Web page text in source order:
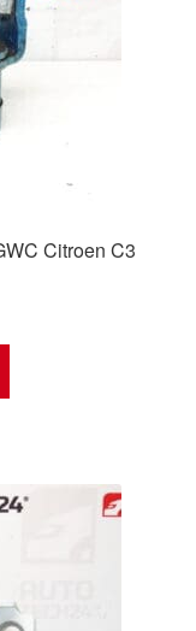
Citroen C3